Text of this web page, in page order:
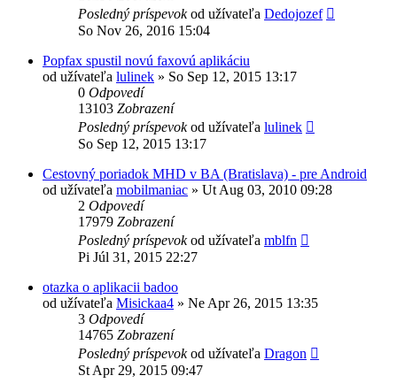
Posledný príspevokod užívateľa Dedojozef
So Nov 26, 2016 15:04
Popfax spustil novú faxovú aplikáciu
od užívateľa lulinek » So Sep 12, 2015 13:17
0 Odpovedí
13103 Zobrazení
Posledný príspevokod užívateľa lulinek
So Sep 12, 2015 13:17
Cestovný poriadok MHD v BA (Bratislava) - pre Android
od užívateľa mobilmaniac » Ut Aug 03, 2010 09:28
2 Odpovedí
17979 Zobrazení
Posledný príspevokod užívateľa mblfn
Pi Júl 31, 2015 22:27
otazka o aplikacii badoo
od užívateľa Misickaa4 » Ne Apr 26, 2015 13:35
3 Odpovedí
14765 Zobrazení
Posledný príspevokod užívateľa Dragon
St Apr 29, 2015 09:47